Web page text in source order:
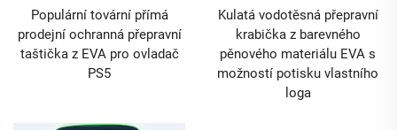
Populární tovární přímá
prodejní ochranná přepravní
taštička z EVA pro ovladač
PS5
Kulatá vodotěsná přepravní
krabička z barevného
pěnového materiálu EVA s
možností potisku vlastního
loga